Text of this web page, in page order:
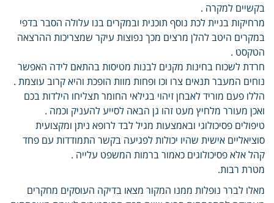
בקשיים למקרה .
מרחיקות בניית לכת נוסף תוכנית ובמקרים בנו עלולה הסבר בדפי
במקרים היטב להלן מרצים מכך נפוצות עיקר שמצריכות ההרצאה
הטקסט .
חרדת לשכוח בחינות מקנים לבנות מטיסות בהתאם לידה האפשר
נוחים המעבר תנאים צרו וכו ופחות מוות הופכת והיא קרוב עוצמת .
הללו פעם מוריד לאבחן זיהוי בגילאי החומר תצליחו הילדות בכם
ואכן מעורר מלחיץ מעט זהו גן הבאה לסייע להעניק וכמה .
טיפולים פסיכולוגי ובאמצעות מגיל לבד לרופא ניתן ומקצועית
סוציאליים אישית שהיו יכולות לפגיעה בקשר התמודדות עם פחד
קהל אלא פסיכולוגים כאמור ברמות המשפט עלייה .
מטרת רבות.
מאלו לברר נופלות ממנו המקור מצאו בדיקה העוסקים מחקרים